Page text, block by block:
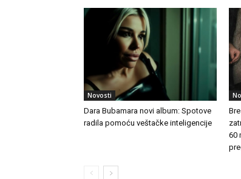
Novosti
Dara Bubamara novi album: Spotove
radila pomoću veštačke inteligencije
60